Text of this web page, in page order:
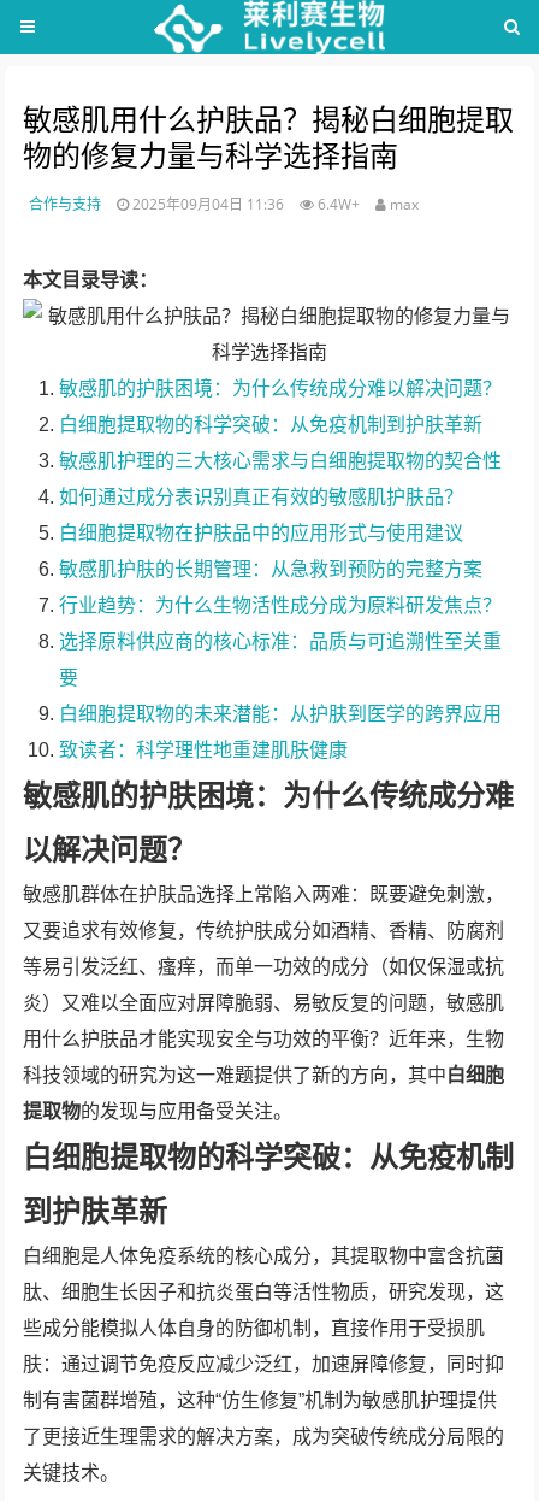
敏感肌用什么护肤品？揭秘白细胞提取
物的修复力量与科学选择指南
合作与支持 2025年09月04日 11:36 6.4W+ max
本文目录导读：
敏感肌的护肤困境：为什么传统成分难以解决问题？
白细胞提取物的科学突破：从免疫机制到护肤革新
敏感肌护理的三大核心需求与白细胞提取物的契合性
如何通过成分表识别真正有效的敏感肌护肤品？
白细胞提取物在护肤品中的应用形式与使用建议
敏感肌护肤的长期管理：从急救到预防的完整方案
行业趋势：为什么生物活性成分成为原料研发焦点？
选择原料供应商的核心标准：品质与可追溯性至关重
要
白细胞提取物的未来潜能：从护肤到医学的跨界应用
致读者：科学理性地重建肌肤健康
敏感肌的护肤困境：为什么传统成分难
以解决问题？
敏感肌群体在护肤品选择上常陷入两难：既要避免刺激，
又要追求有效修复，传统护肤成分如酒精、香精、防腐剂
等易引发泛红、瘙痒，而单一功效的成分（如仅保湿或抗
炎）又难以全面应对屏障脆弱、易敏反复的问题，敏感肌
用什么护肤品才能实现安全与功效的平衡？近年来，生物
科技领域的研究为这一难题提供了新的方向，其中白细胞
提取物的发现与应用备受关注。
白细胞提取物的科学突破：从免疫机制
到护肤革新
白细胞是人体免疫系统的核心成分，其提取物中富含抗菌
肽、细胞生长因子和抗炎蛋白等活性物质，研究发现，这
些成分能模拟人体自身的防御机制，直接作用于受损肌
肤：通过调节免疫反应减少泛红，加速屏障修复，同时抑
制有害菌群增殖，这种“仿生修复”机制为敏感肌护理提供
了更接近生理需求的解决方案，成为突破传统成分局限的
关键技术。